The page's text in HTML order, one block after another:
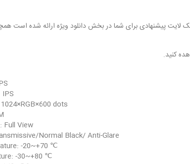
لایت پیشنهادی برای شما در بخش دانلود ویژه ارائه شده است
کنید.
dots
Full View
Normal Black/ Anti-Glare
-20~+70 ℃
-30~+80 ℃